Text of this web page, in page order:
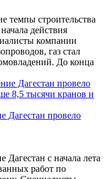
строительства
действия
компании
газ стал
До конца
Дагестан провело
с начала лета
работ по